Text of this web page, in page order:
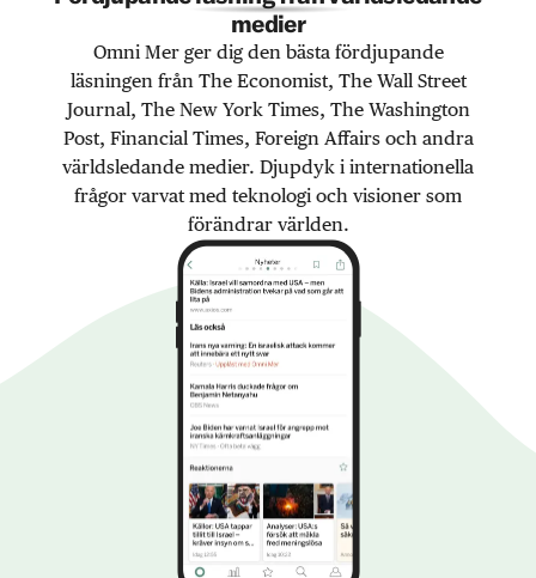
medier
Omni Mer ger dig den bästa fördjupande
läsningen från The Economist, The Wall Street
Journal, The New York Times, The Washington
Post, Financial Times, Foreign Affairs och andra
världsledande medier. Djupdyk i internationella
frågor varvat med teknologi och visioner som
förändrar världen.